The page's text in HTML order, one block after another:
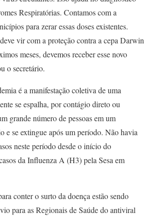
Respiratórias. Contamos com a
para zerar essas doses existentes.
vir com a proteção contra a cepa Darwin
meses, devemos receber esse novo
o secretário.
é a manifestação coletiva de uma
se espalha, por contágio direto ou
grande número de pessoas em um
e se extingue após um período. Não havia
neste período desde o início do
da Influenza A (H3) pela Sesa em
conter o surto da doença estão sendo
para as Regionais de Saúde do antiviral